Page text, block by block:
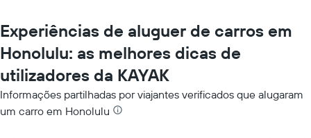
Experiências de aluguer de carros em
Honolulu: as melhores dicas de
utilizadores da KAYAK
Informações partilhadas por viajantes verificados que alugaram
um carro em Honolulu